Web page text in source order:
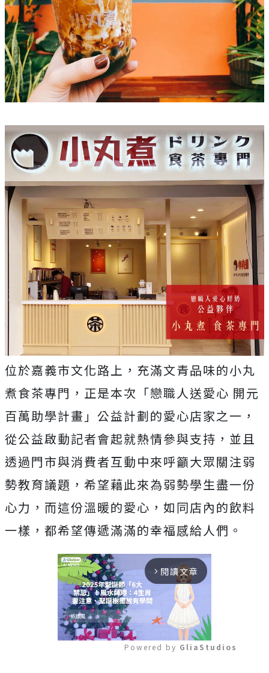
位於嘉義市文化路上，充滿文青品味的小丸
煮食茶專門，正是本次「戀職人送愛心 開元
百萬助學計畫」公益計劃的愛心店家之一，
從公益啟動記者會起就熱情參與支持，並且
透過門市與消費者互動中來呼籲大眾關注弱
勢教育議題，希望藉此來為弱勢學生盡一份
心力，而這份溫暖的愛心，如同店內的飲料
一樣，都希望傳遞滿滿的幸福感給人們。
arrow_forward_ios 閱讀文章
Powered by GliaStudios